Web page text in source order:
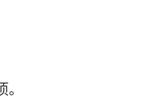
送至您的
件。